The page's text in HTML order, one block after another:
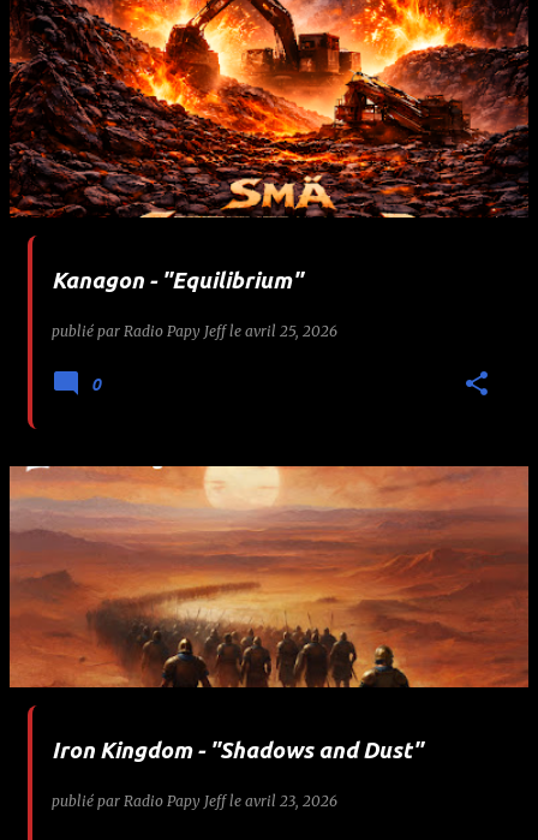
Kanagon - "Equilibrium"
publié par Radio Papy Jeff le avril 25, 2026
0
Iron Kingdom - "Shadows and Dust"
publié par Radio Papy Jeff le avril 23, 2026